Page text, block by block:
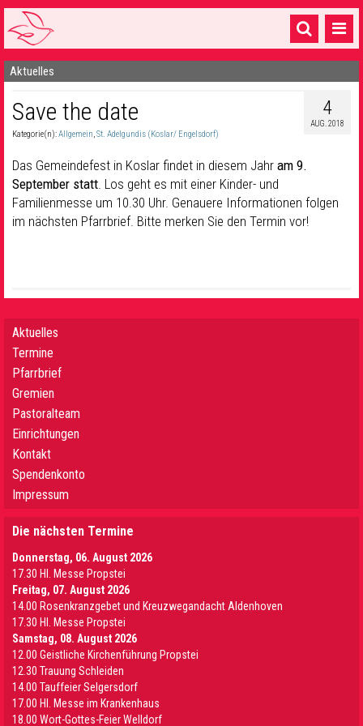
Startseite
1 Pfarrei
16 Gemeinden & mehr
Gottesdienste & Sinnsuche
Sakramente & Feste
Aktuelles
4
AUG. 2018
Save the date
Kategorie(n):Allgemein,St. Adelgundis (Koslar/ Engelsdorf)
Das Gemeindefest in Koslar findet in diesem Jahr am 9.
September statt. Los geht es mit einer Kinder- und
Familienmesse um 10.30 Uhr. Genauere Informationen folgen
im nächsten Pfarrbrief. Bitte merken Sie den Termin vor!
Aktuelles
Termine
Pfarrbrief
Gremien
Pastoralteam
Einrichtungen
Kontakt
Spendenkonto
Impressum
Die nächsten Termine
Donnerstag, 06. August 2026
17.30 Hl. Messe Propstei
Freitag, 07. August 2026
14.00 Rosenkranzgebet und Kreuzwegandacht Aldenhoven
17.30 Hl. Messe Propstei
Samstag, 08. August 2026
12.00 Geistliche Kirchenführung Propstei
12.30 Trauung Schleiden
14.00 Tauffeier Selgersdorf
17.00 Hl. Messe im Krankenhaus
18.00 Wort-Gottes-Feier Welldorf